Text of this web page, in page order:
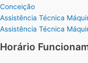
Conceição
Assistência Técnica
Assistência Técnica
Horário